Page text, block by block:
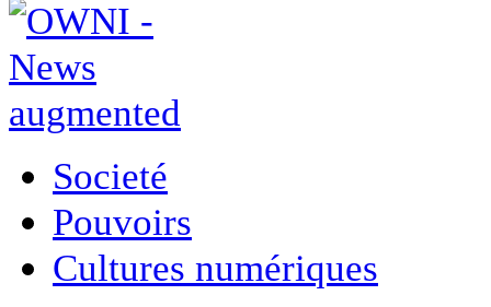
Societé
Pouvoirs
Cultures numériques